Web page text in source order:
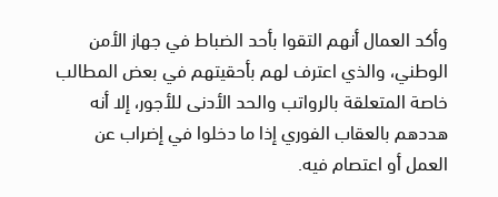
وأكد العمال أنهم التقوا بأحد الضباط في جهاز الأمن
الوطني، والذي اعترف لهم بأحقيتهم في بعض المطالب
خاصة المتعلقة بالرواتب والحد الأدنى للأجور، إلا أنه
هددهم بالعقاب الفوري إذا ما دخلوا في إضراب عن
العمل أو اعتصام فيه.